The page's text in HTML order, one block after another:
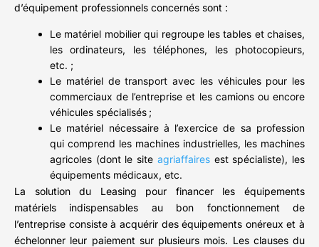
d’équipement professionnels concernés sont :
Le matériel mobilier qui regroupe les tables et chaises,
les ordinateurs, les téléphones, les photocopieurs,
etc. ;
Le matériel de transport avec les véhicules pour les
commerciaux de l’entreprise et les camions ou encore
véhicules spécialisés ;
Le matériel nécessaire à l’exercice de sa profession
qui comprend les machines industrielles, les machines
agricoles (dont le site agriaffairesest spécialiste), les
équipements médicaux, etc.
La solution du Leasing pour financer les équipements
matériels indispensables au bon fonctionnement de
l’entreprise consiste à acquérir des équipements onéreux et à
échelonner leur paiement sur plusieurs mois. Les clauses du